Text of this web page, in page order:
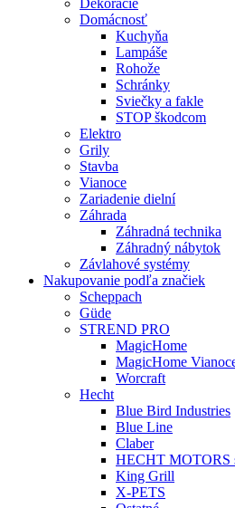
Dekorácie
Domácnosť
Kuchyňa
Lampáše
Rohože
Schránky
Sviečky a fakle
STOP škodcom
Elektro
Grily
Stavba
Vianoce
Zariadenie dielní
Záhrada
Záhradná technika
Záhradný nábytok
Závlahové systémy
Nakupovanie podľa značiek
Scheppach
Güde
STREND PRO
MagicHome
MagicHome
Worcraft
Hecht
Blue Bird Industries
Blue Line
Claber
HECHT MOTORS
King Grill
X-PETS